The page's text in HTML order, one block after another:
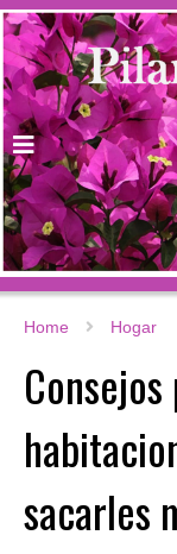
Home Hogar
sacarles